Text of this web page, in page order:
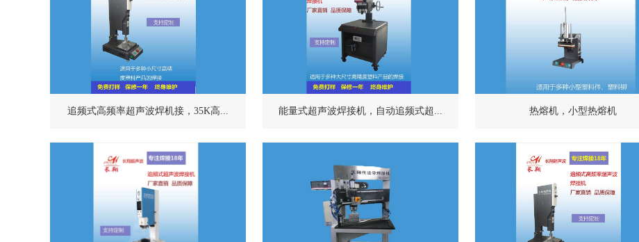
追频式高频率超声波焊机接，35K高... 能量式超声波焊接机，自动追频式超... 热熔机，小型热熔机